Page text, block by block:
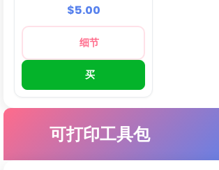
$5.00
细节
买
可打印工具包